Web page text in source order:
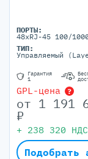
ПОРТЫ:
48xRJ-45 100/
ТИП:
Управляемый
Гарантия
1
GPL-цена ?
от 1 191
₽
+ 238 320 НДС
Окончательная
Подобрать